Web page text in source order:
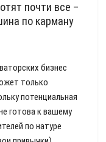
почти все –
по карману
бизнес
только
потенциальная
готова к вашему
по натуре